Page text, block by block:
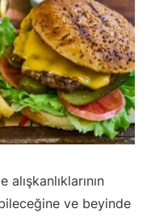
ve beyinde